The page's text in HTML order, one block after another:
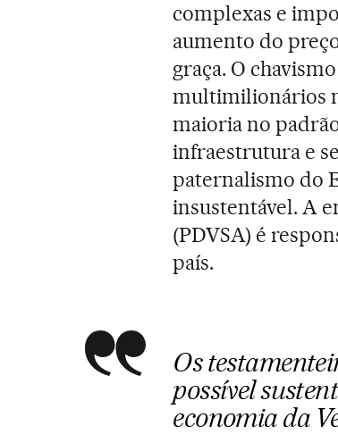
complexas e
aumento do
graça. O
multimilionários
maioria no
infraestrutura e
paternalismo do
insustentável. A
(PDVSA) é
país.
Os
possível
economia da